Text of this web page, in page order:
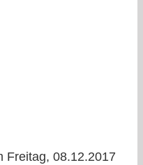
Freitag, 08.12.2017